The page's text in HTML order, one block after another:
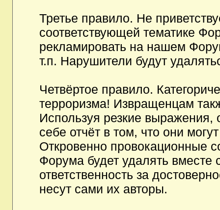
Третье правило. Не
соответствующей тематике
рекламировать на нашем
т.п. Нарушители будут
Четвёртое правило.
терроризма! Извращенцам
Используя резкие выражения,
себе отчёт в том, что они
Откровенно провокационные
Форума будет удалять вместе
ответственность за
несут сами их авторы.